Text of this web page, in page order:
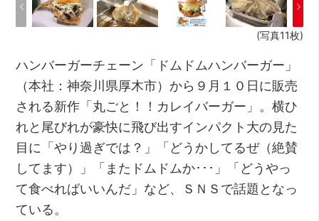
(写真11枚)
ハンバーガーチェーン「ドムドムハンバーガー」
（本社：神奈川県厚木市）から９月１０日に販売
される新作「丸ごと！！カレイバーガー」。横ひ
れと尾びれが豪快に飛び出すインパクト大の見た
目に「やり過ぎでは？」「どうかしてるぜ（絶賛
してます）」「またドムドムか･･･」「どうやっ
て食べればいいんだ」など、ＳＮＳで話題となっ
ている。